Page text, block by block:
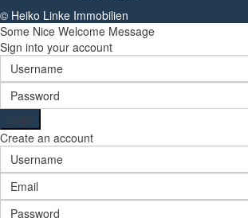
© Heiko Linke Immobilien
Some Nice Welcome Message
Sign into your account
Login
Create an account